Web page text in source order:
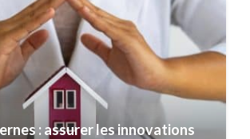
: assurer les innovations